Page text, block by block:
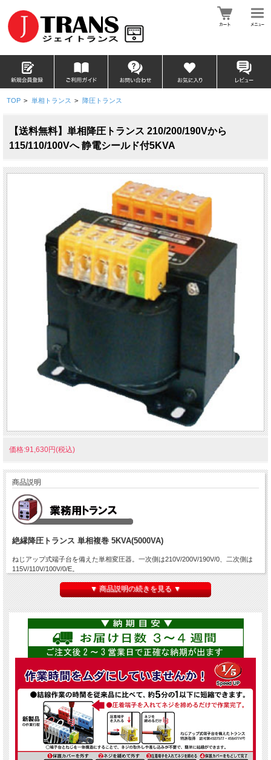
TOP > 単相トランス > 降圧トランス
【送料無料】単相降圧トランス 210/200/190Vから
115/110/100Vへ 静電シールド付5KVA
価格:91,630円(税込)
商品説明
絶縁降圧トランス 単相複巻 5KVA(5000VA)
ねじアップ式端子台を備えた単相変圧器。一次側は210V/200V/190V/0、二次側は
115V/110V/100V/0/E。
200Vから100Vへの降圧はもちろんの事、200V電源からアメリカやカナダなど115V
の電化製品使用にも最適です。
本製品の定格容量は5KVA(5000VA)
▼ 商品説明の続きを見る ▼